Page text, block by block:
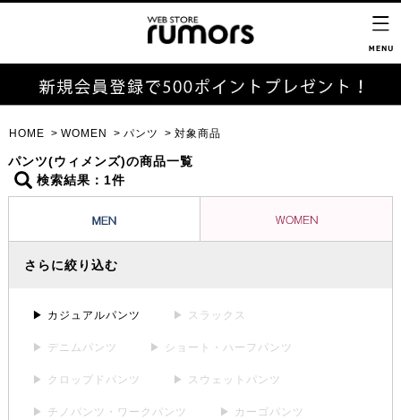
HOME WOMEN パンツ 対象商品
パンツ(ウィメンズ)の商品一覧
検索結果：1件
さらに絞り込む
▶ カジュアルパンツ ▶ スラックス
▶ デニムパンツ ▶ ショート・ハーフパンツ
▶ クロップドパンツ ▶ スウェットパンツ
▶ チノパンツ・ワークパンツ ▶ カーゴパンツ